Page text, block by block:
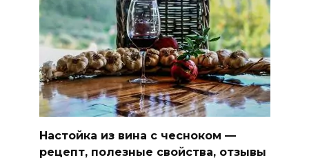
Настойка из вина с чесноком —
рецепт, полезные свойства, отзывы